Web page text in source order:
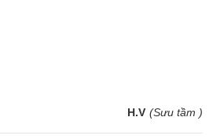
H.V (Sưu tầm )